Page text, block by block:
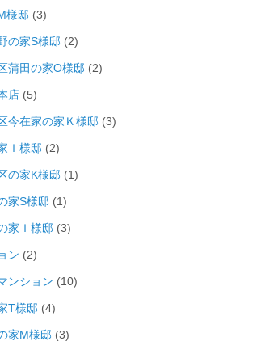
様邸 (3)
の家S様邸 (2)
蒲田の家O様邸 (2)
店 (5)
今在家の家Ｋ様邸 (3)
Ｉ様邸 (2)
の家K様邸 (1)
家S様邸 (1)
家Ｉ様邸 (3)
ン (2)
ンション (10)
T様邸 (4)
家M様邸 (3)